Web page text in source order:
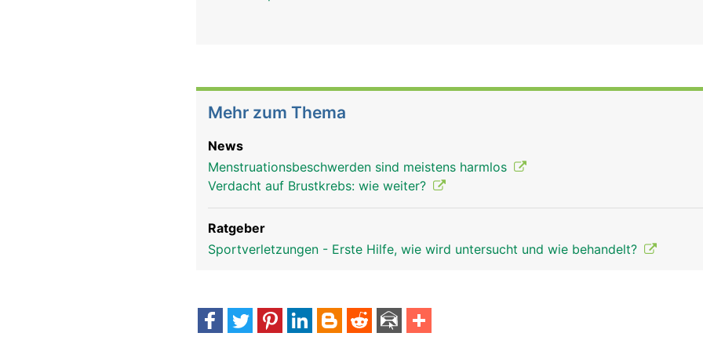
Mehr zum Thema
News
Menstruationsbeschwerden sind meistens harmlos
Verdacht auf Brustkrebs: wie weiter?
Ratgeber
Sportverletzungen - Erste Hilfe, wie wird untersucht und wie behandelt?